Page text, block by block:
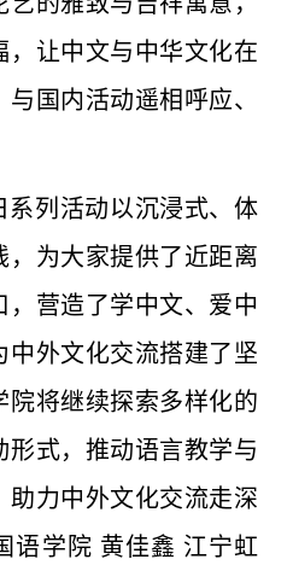
，让中文与中华文化在
国内活动遥相呼应、
系列活动以沉浸式、体
，为大家提供了近距离
，营造了学中文、爱中
中外文化交流搭建了坚
院将继续探索多样化的
形式，推动语言教学与
助力中外文化交流走深
语学院 黄佳鑫 江宁虹